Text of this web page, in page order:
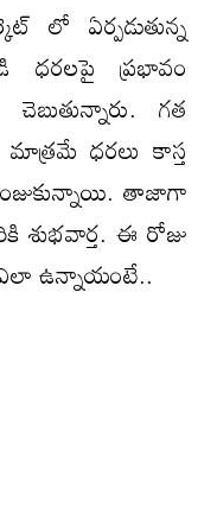
లో ఏర్పడుతున్న
ధరలపై ప్రభావం
చెబుతున్నారు. గత
ధరలు కాస్త
తాజాగా
శుభవార్త. ఈ రోజు
ఉన్నాయంటే..